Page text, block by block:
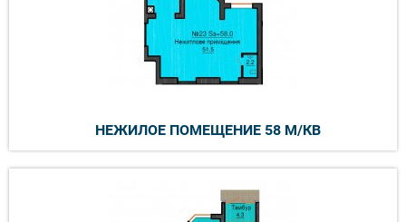
НЕЖИЛОЕ ПОМЕЩЕНИЕ 58 М/КВ